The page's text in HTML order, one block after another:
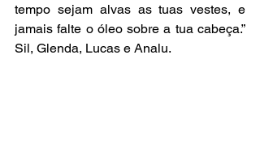
tempo sejam alvas as tuas vestes, e
jamais falte o óleo sobre a tua cabeça.”
Sil, Glenda, Lucas e Analu.